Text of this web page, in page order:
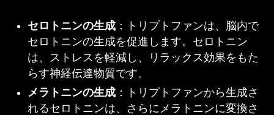
セロトニンの生成：トリプトファンは、脳内で
セロトニンの生成を促進します。セロトニン
は、ストレスを軽減し、リラックス効果をもた
らす神経伝達物質です。
メラトニンの生成：トリプトファンから生成さ
れるセロトニンは、さらにメラトニンに変換さ